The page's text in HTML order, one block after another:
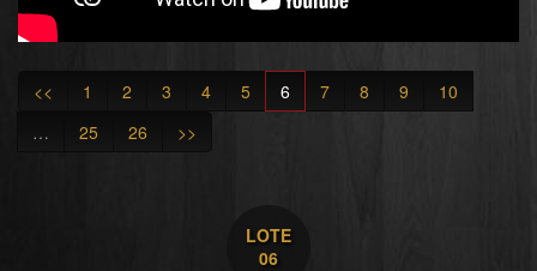
<< 1 2 3 4 5 6 7 8 9
10
…
25 26 >>
LOTE
06